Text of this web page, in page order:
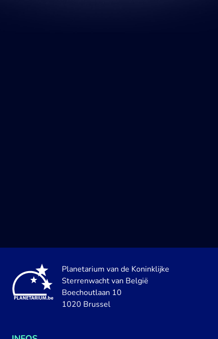
Planetarium van de Koninklijke
Sterrenwacht van België
Boechoutlaan 10
1020 Brussel